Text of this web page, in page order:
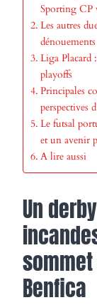
Sporting CP
Les autres
dénouements
Liga Placard
playoffs
Principales
perspectives
Le futsal
et un avenir
A lire aussi
Un
sommet
Benfica